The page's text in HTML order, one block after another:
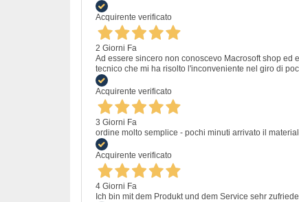
Acquirente verificato
2 Giorni Fa
Ad essere sincero non conoscevo Macrosoft shop
tecnico che mi ha risolto l'inconveniente nel giro di
Acquirente verificato
3 Giorni Fa
ordine molto semplice - pochi minuti arrivato il
Acquirente verificato
4 Giorni Fa
Ich bin mit dem Produkt und dem Service sehr